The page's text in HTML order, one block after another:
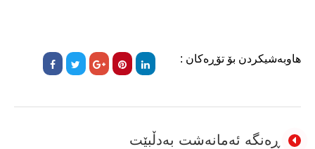
هاوبەشیکردن بۆ تۆڕەکان :
ڕەنگە ئەمانەشت بەدڵبێت